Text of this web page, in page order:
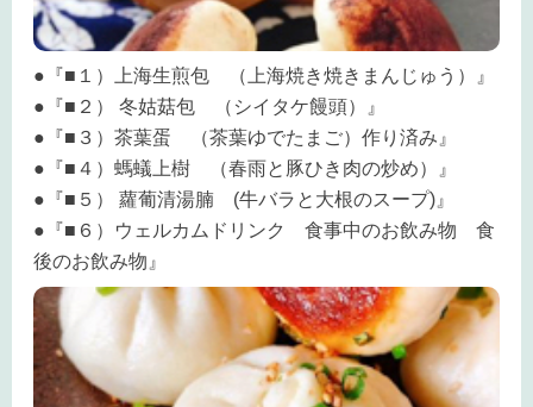
●『■１）上海生煎包 （上海焼き焼きまんじゅう）』
●『■２） 冬姑菇包 （シイタケ饅頭）』
●『■３）茶葉蛋 （茶葉ゆでたまご）作り済み』
●『■４）螞蟻上樹 （春雨と豚ひき肉の炒め）』
●『■５） 蘿葡清湯腩 (牛バラと大根のスープ)』
●『■６）ウェルカムドリンク 食事中のお飲み物 食
後のお飲み物』